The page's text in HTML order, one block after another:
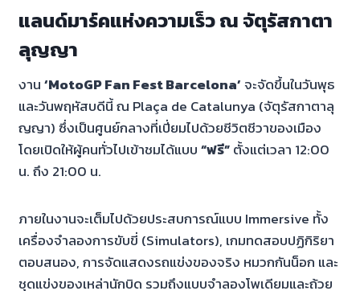
แลนด์มาร์คแห่งความเร็ว ณ จัตุรัสกาตา
ลุญญา
งาน‘MotoGP Fan Fest Barcelona’จะจัดขึ้นในวันพุธ
และวันพฤหัสบดีนี้ ณ Plaça de Catalunya (จัตุรัสกาตาลุ
ญญา) ซึ่งเป็นศูนย์กลางที่เปี่ยมไปด้วยชีวิตชีวาของเมือง
โดยเปิดให้ผู้คนทั่วไปเข้าชมได้แบบ“ฟรี”ตั้งแต่เวลา 12:00
น. ถึง 21:00 น.
ภายในงานจะเต็มไปด้วยประสบการณ์แบบ Immersive ทั้ง
เครื่องจำลองการขับขี่ (Simulators), เกมทดสอบปฏิกิริยา
ตอบสนอง, การจัดแสดงรถแข่งของจริง หมวกกันน็อก และ
ชุดแข่งของเหล่านักบิด รวมถึงแบบจำลองโพเดียมและถ้วย